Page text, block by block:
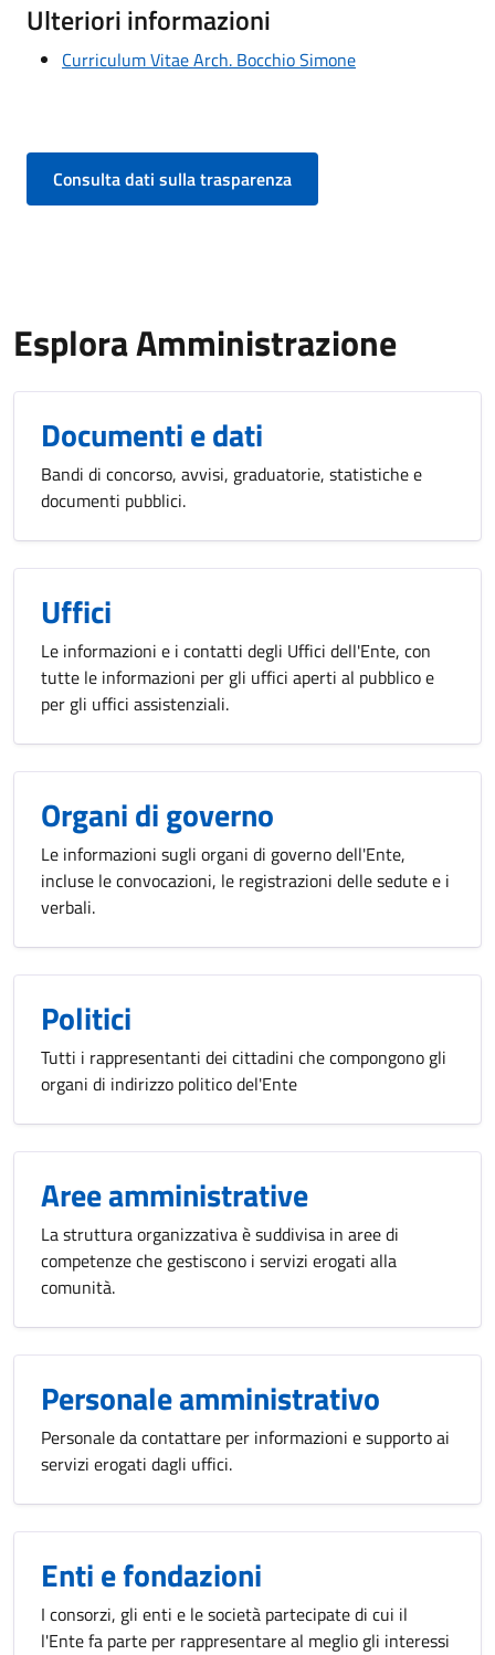
Ulteriori informazioni
Curriculum Vitae Arch. Bocchio Simone
Consulta dati sulla trasparenza
Esplora Amministrazione
Documenti e dati
Bandi di concorso, avvisi, graduatorie, statistiche e
documenti pubblici.
Uffici
Le informazioni e i contatti degli Uffici dell'Ente, con
tutte le informazioni per gli uffici aperti al pubblico e
per gli uffici assistenziali.
Organi di governo
Le informazioni sugli organi di governo dell'Ente,
incluse le convocazioni, le registrazioni delle sedute e i
verbali.
Politici
Tutti i rappresentanti dei cittadini che compongono gli
organi di indirizzo politico del'Ente
Aree amministrative
La struttura organizzativa è suddivisa in aree di
competenze che gestiscono i servizi erogati alla
comunità.
Personale amministrativo
Personale da contattare per informazioni e supporto ai
servizi erogati dagli uffici.
Enti e fondazioni
I consorzi, gli enti e le società partecipate di cui il
l'Ente fa parte per rappresentare al meglio gli interessi